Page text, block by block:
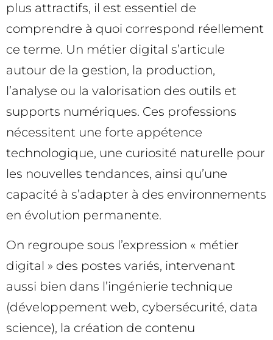
plus attractifs, il est essentiel de
comprendre à quoi correspond réellement
ce terme. Un métier digital s’articule
autour de la gestion, la production,
l’analyse ou la valorisation des outils et
supports numériques. Ces professions
nécessitent une forte appétence
technologique, une curiosité naturelle pour
les nouvelles tendances, ainsi qu’une
capacité à s’adapter à des environnements
en évolution permanente.
On regroupe sous l’expression « métier
digital » des postes variés, intervenant
aussi bien dans l’ingénierie technique
(développement web, cybersécurité, data
science), la création de contenu